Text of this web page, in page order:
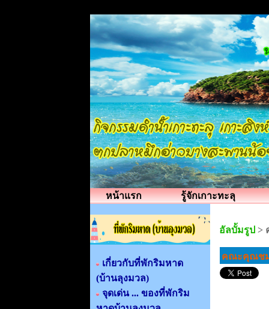
หน้าแรก รู้จักเกาะทะลุ
เกี่ยวกับที่พักริมหาด
(บ้านลุงมวล)
จุดเด่น ... ของที่พักริม
อัลบั้มรูป >
คณะคุณช